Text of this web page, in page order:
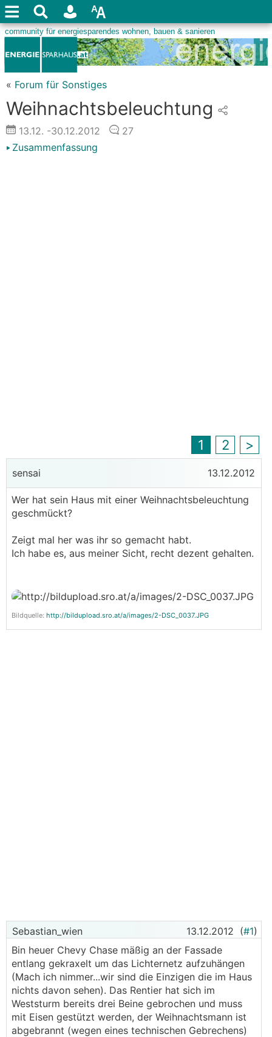
« Forum für Sonstiges
Weihnachtsbeleuchtung
13.12. -30.12.2012
27
Zusammenfassung
1 2 >
sensai 13.12.2012
Wer hat sein Haus mit einer Weihnachtsbeleuchtung
geschmückt?
Zeigt mal her was ihr so gemacht habt.
Ich habe es, aus meiner Sicht, recht dezent gehalten.
Bildquelle: http://bildupload.sro.at/a/images/2-DSC_0037.JPG
Sebastian_wien 13.12.2012 (#1)
Bin heuer Chevy Chase mäßig an der Fassade
entlang gekraxelt um das Lichternetz aufzuhängen
(Mach ich nimmer...wir sind die Einzigen die im Haus
nichts davon sehen). Das Rentier hat sich im
Weststurm bereits drei Beine gebrochen und muss
mit Eisen gestützt werden, der Weihnachtsmann ist
abgebrannt (wegen eines technischen Gebrechens)